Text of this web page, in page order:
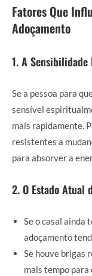
Fatores Que
Adoçamento
1. A Sensibilidade
Se a pessoa para
sensível
mais rapidamente.
resistentes a
para absorver a
2. O Estado Atual
Se o casal ainda
adoçamento
Se houve brigas
mais tempo para